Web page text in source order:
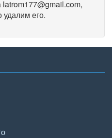
latrom177@gmail.com,
его.